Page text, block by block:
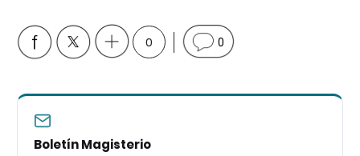
0 0
Boletín Magisterio